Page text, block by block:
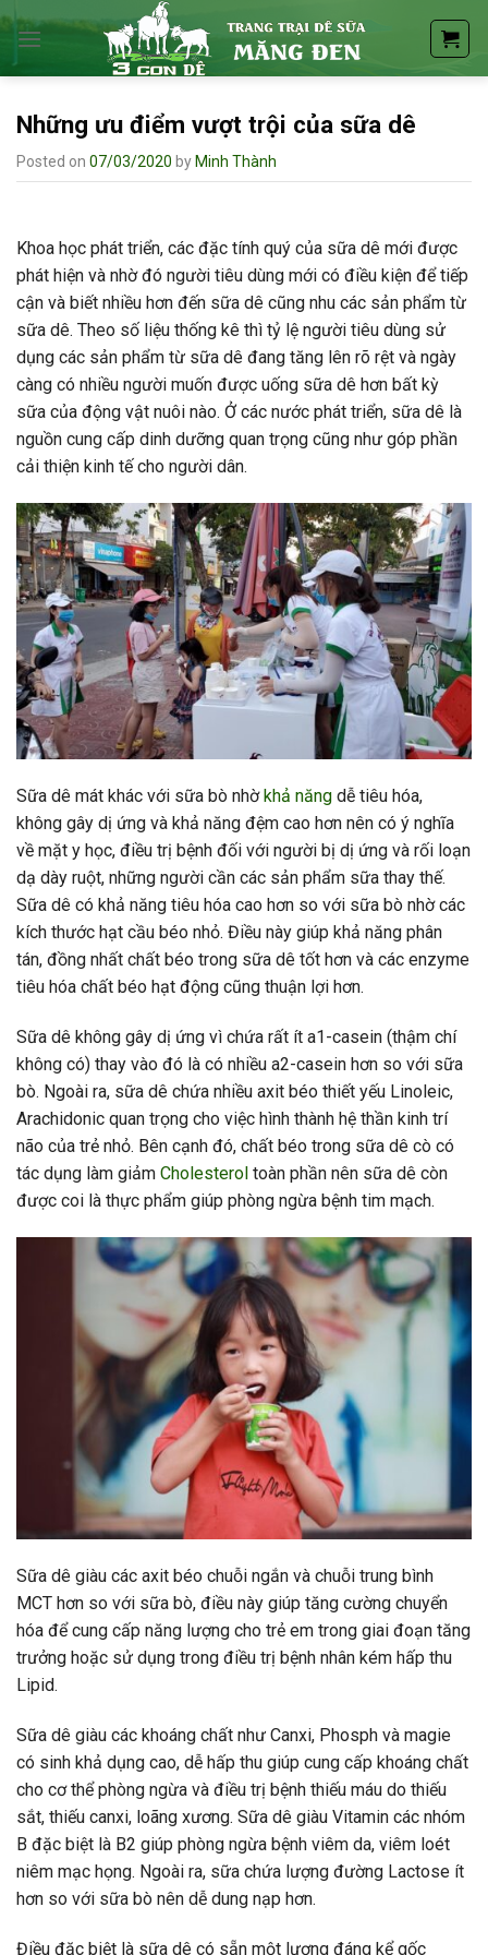
Skip
content
Những ưu điểm vượt trội của sữa dê
Posted on 07/03/2020 by Minh Thành
Khoa học phát triển, các đặc tính quý của sữa dê mới được
phát hiện và nhờ đó người tiêu dùng mới có điều kiện để tiếp
cận và biết nhiều hơn đến sữa dê cũng nhu các sản phẩm từ
sữa dê. Theo số liệu thống kê thì tỷ lệ người tiêu dùng sử
dụng các sản phẩm từ sữa dê đang tăng lên rõ rệt và ngày
càng có nhiều người muốn được uống sữa dê hơn bất kỳ
sữa của động vật nuôi nào. Ở các nước phát triển, sữa dê là
nguồn cung cấp dinh dưỡng quan trọng cũng như góp phần
cải thiện kinh tế cho người dân.
Sữa dê mát khác với sữa bò nhờkhả năng dễ tiêu hóa,
không gây dị ứng và khả năng đệm cao hơn nên có ý nghĩa
về mặt y học, điều trị bệnh đối với người bị dị ứng và rối loạn
dạ dày ruột, những người cần các sản phẩm sữa thay thế.
Sữa dê có khả năng tiêu hóa cao hơn so với sữa bò nhờ các
kích thước hạt cầu béo nhỏ. Điều này giúp khả năng phân
tán, đồng nhất chất béo trong sữa dê tốt hơn và các enzyme
tiêu hóa chất béo hạt động cũng thuận lợi hơn.
Sữa dê không gây dị ứng vì chứa rất ít a1-casein (thậm chí
không có) thay vào đó là có nhiều a2-casein hơn so với sữa
bò. Ngoài ra, sữa dê chứa nhiều axit béo thiết yếu Linoleic,
Arachidonic quan trọng cho việc hình thành hệ thần kinh trí
não của trẻ nhỏ. Bên cạnh đó, chất béo trong sữa dê cò có
tác dụng làm giảm Cholesterol toàn phần nên sữa dê còn
được coi là thực phẩm giúp phòng ngừa bệnh tim mạch.
Sữa dê giàu các axit béo chuỗi ngắn và chuỗi trung bình
MCT hơn so với sữa bò, điều này giúp tăng cường chuyển
hóa để cung cấp năng lượng cho trẻ em trong giai đoạn tăng
trưởng hoặc sử dụng trong điều trị bệnh nhân kém hấp thu
Lipid.
Sữa dê giàu các khoáng chất như Canxi, Phosph và magie
có sinh khả dụng cao, dễ hấp thu giúp cung cấp khoáng chất
cho cơ thể phòng ngừa và điều trị bệnh thiếu máu do thiếu
sắt, thiếu canxi, loãng xương. Sữa dê giàu Vitamin các nhóm
B đặc biệt là B2 giúp phòng ngừa bệnh viêm da, viêm loét
niêm mạc họng. Ngoài ra, sữa chứa lượng đường Lactose ít
hơn so với sữa bò nên dễ dung nạp hơn.
Điều đặc biệt là sữa dê có sẵn một lượng đáng kể gốc